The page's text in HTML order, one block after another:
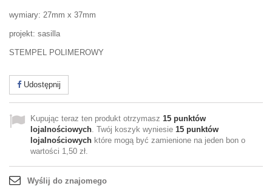
wymiary: 27mm x 37mm
projekt: sasilla
STEMPEL POLIMEROWY
Udostępnij
Kupując teraz ten produkt otrzymasz 15 punktów
lojalnościowych. Twój koszyk wyniesie 15 punktów
lojalnościowych które mogą być zamienione na jeden bon o
wartości 1,50 zł.
Wyślij do znajomego